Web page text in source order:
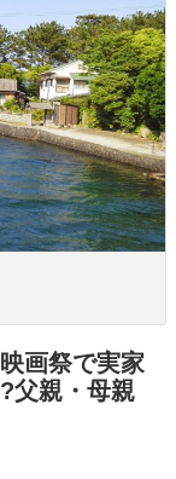
画祭で実家
父親・母親